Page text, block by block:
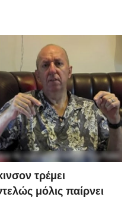
τρέμει
μόλις παίρνει